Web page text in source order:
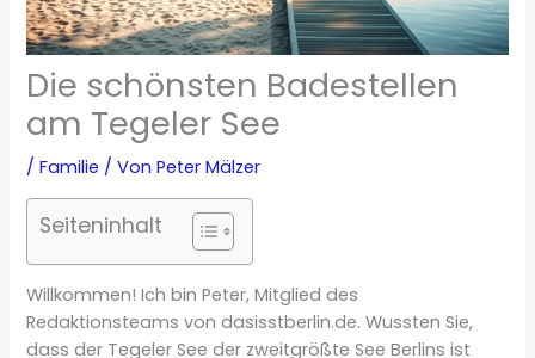
Die schönsten Badestellen
am Tegeler See
/Familie / VonPeter Mälzer
Seiteninhalt
Willkommen! Ich bin Peter, Mitglied des
Redaktionsteams von dasisstberlin.de. Wussten Sie,
dass der Tegeler See der zweitgrößte See Berlins ist